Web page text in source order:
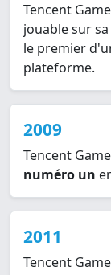
Tencent
jouable sur
le premier
plateforme.
2009
Tencent
numéro un
2011
Tencent